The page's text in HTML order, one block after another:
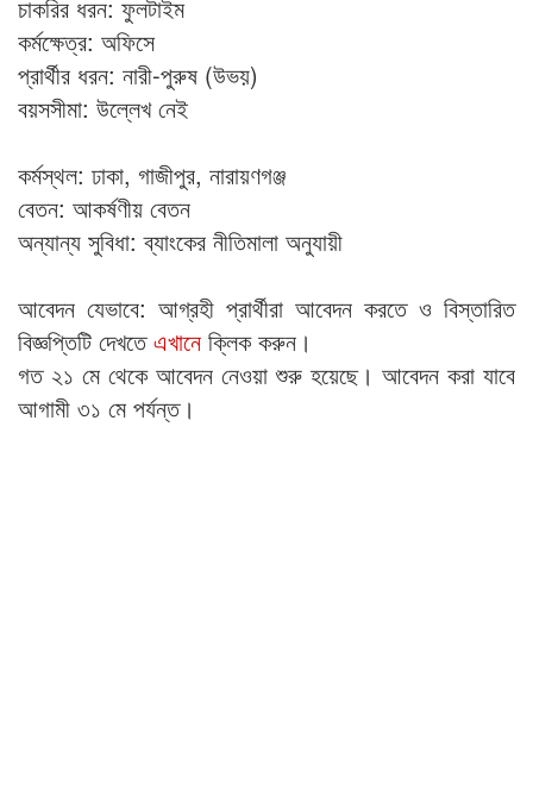
চাকরির ধরন: ফুলটাইম
কর্মক্ষেত্র: অফিসে
প্রার্থীর ধরন: নারী-পুরুষ (উভয়)
বয়সসীমা: উল্লেখ নেই
কর্মস্থল: ঢাকা, গাজীপুর, নারায়ণগঞ্জ
বেতন: আকর্ষণীয় বেতন
অন্যান্য সুবিধা: ব্যাংকের নীতিমালা অনুযায়ী
আবেদন যেভাবে: আগ্রহী প্রার্থীরা আবেদন করতে ও বিস্তারিত
বিজ্ঞপ্তিটি দেখতেএখানে ক্লিক করুন।
গত ২১ মে থেকে আবেদন নেওয়া শুরু হয়েছে। আবেদন করা যাবে
আগামী ৩১ মে পর্যন্ত।